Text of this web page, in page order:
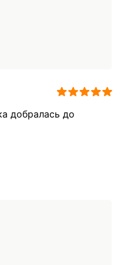
добралась до